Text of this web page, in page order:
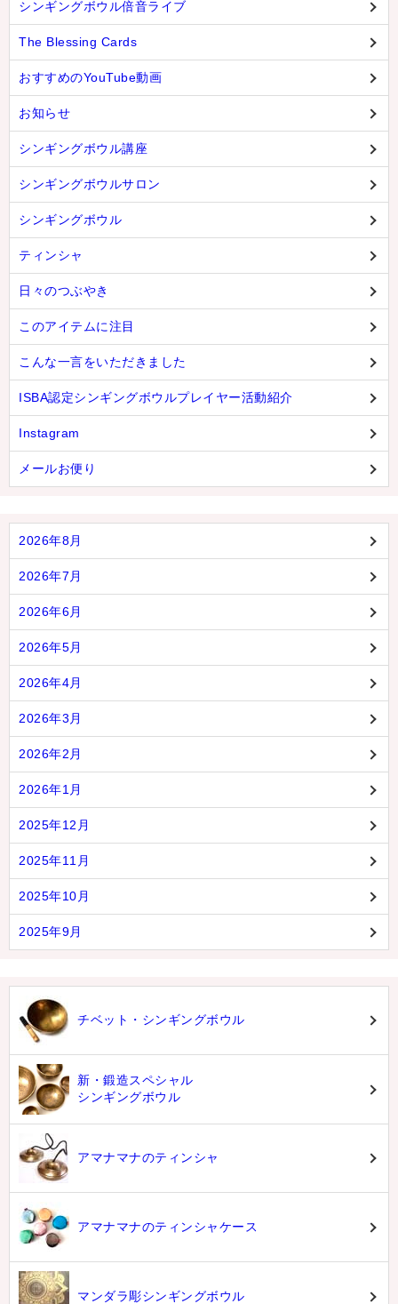
シンギングボウル倍音ライブ
The Blessing Cards
おすすめのYouTube動画
お知らせ
シンギングボウル講座
シンギングボウルサロン
シンギングボウル
ティンシャ
日々のつぶやき
このアイテムに注目
こんな一言をいただきました
ISBA認定シンギングボウルプレイヤー活動紹介
Instagram
メールお便り
2026年8月
2026年7月
2026年6月
2026年5月
2026年4月
2026年3月
2026年2月
2026年1月
2025年12月
2025年11月
2025年10月
2025年9月
チベット・シンギングボウル
新・鍛造スペシャル
シンギングボウル
アマナマナのティンシャ
アマナマナのティンシャケース
マンダラ彫シンギングボウル